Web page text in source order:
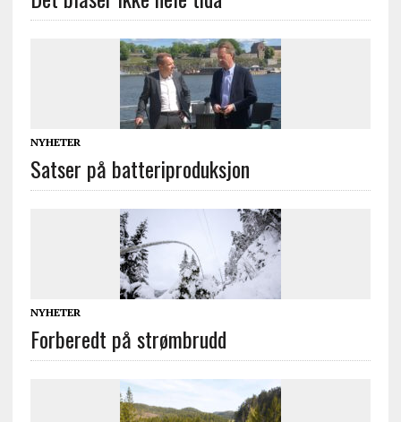
NYHETER
Satser på batteriproduksjon
NYHETER
Forberedt på strømbrudd